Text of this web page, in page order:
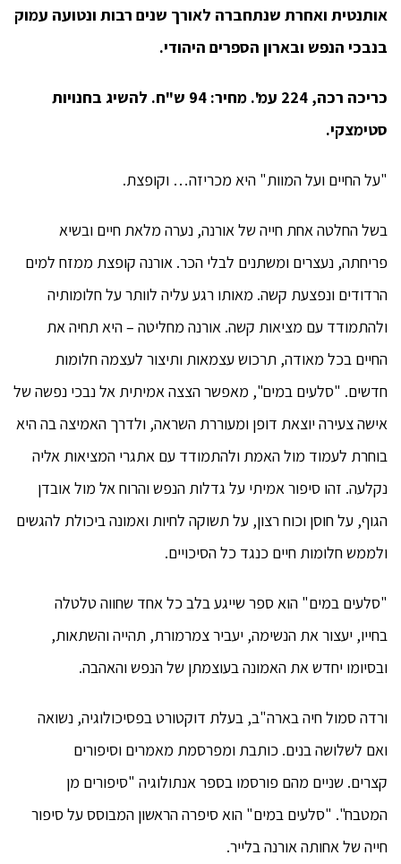
אותנטית ואחרת שנתחברה לאורך שנים רבות ונטועה עמוק
בנבכי הנפש ובארון הספרים היהודי.
כריכה רכה, 224 עמ'. מחיר: 94 ש"ח. להשיג בחנויות
סטימצקי.
"על החיים ועל המוות" היא מכריזה… וקופצת.
בשל החלטה אחת חייה של אורנה, נערה מלאת חיים ובשיא
פריחתה, נעצרים ומשתנים לבלי הכר. אורנה קופצת ממזח למים
הרדודים ונפצעת קשה. מאותו רגע עליה לוותר על חלומותיה
ולהתמודד עם מציאות קשה. אורנה מחליטה – היא תחיה את
החיים בכל מאודה, תרכוש עצמאות ותיצור לעצמה חלומות
חדשים. "סלעים במים", מאפשר הצצה אמיתית אל נבכי נפשה של
אישה צעירה יוצאת דופן ומעוררת השראה, ולדרך האמיצה בה היא
בוחרת לעמוד מול האמת ולהתמודד עם אתגרי המציאות אליה
נקלעה. זהו סיפור אמיתי על גדלות הנפש והרוח אל מול אובדן
הגוף, על חוסן וכוח רצון, על תשוקה לחיות ואמונה ביכולת להגשים
ולממש חלומות חיים כנגד כל הסיכויים.
"סלעים במים" הוא ספר שייגע בלב כל אחד שחווה טלטלה
בחייו, יעצור את הנשימה, יעביר צמרמורת, תהייה והשתאות,
ובסיומו יחדש את האמונה בעוצמתן של הנפש והאהבה.
ורדה סמול חיה בארה"ב, בעלת דוקטורט בפסיכולוגיה, נשואה
ואם לשלושה בנים. כותבת ומפרסמת מאמרים וסיפורים
קצרים. שניים מהם פורסמו בספר אנתולוגיה "סיפורים מן
המטבח". "סלעים במים" הוא סיפרה הראשון המבוסס על סיפור
חייה של אחותה אורנה בלייר.